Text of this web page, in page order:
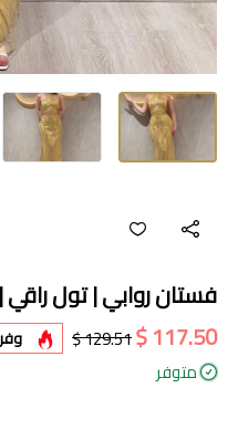
فستان روابي | تول
117.50 $
129.51 $ وفر
متوفر